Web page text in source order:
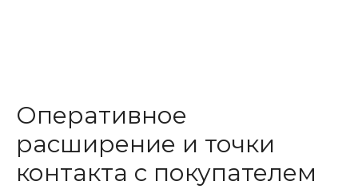
Оперативное
расширение и точки
контакта с покупателем